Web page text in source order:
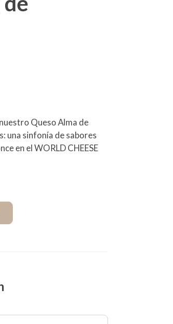
Queso Alma de
una sinfonía de sabores
en el WORLD CHEESE